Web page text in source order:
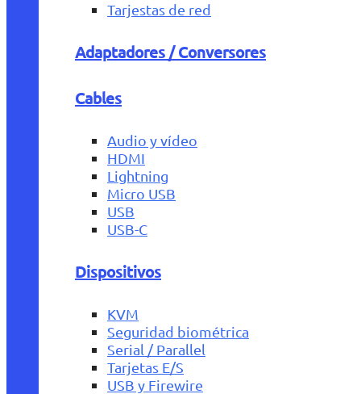
Tarjestas de red
Adaptadores / Conversores
Cables
Audio y vídeo
HDMI
Lightning
Micro USB
USB
USB-C
Dispositivos
KVM
Seguridad biométrica
Serial / Parallel
Tarjetas E/S
USB y Firewire